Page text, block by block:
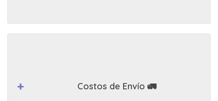
Costos de Envío 🚛